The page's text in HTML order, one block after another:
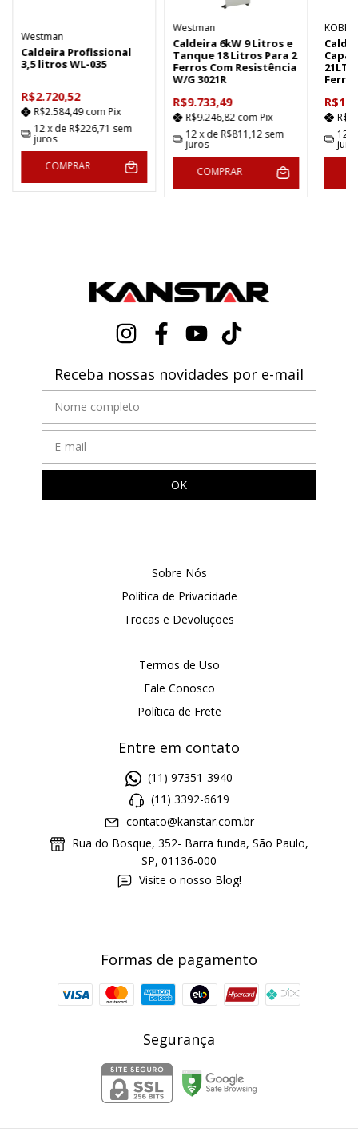
Westman
Caldeira Profissional
3,5 litros WL-035
R$2.720,52
R$2.584,49com Pix
12x de R$226,71 sem
juros
COMPRAR
Westman
Caldeira 6kW 9 Litros e
Tanque 18 Litros Para 2
Ferros Com Resistência
W/G 3021R
R$9.733,49
R$9.246,82 com Pix
12x de R$811,12 sem
juros
COMPRAR
21LT
12
Receba nossas novidades por e-mail
Sobre Nós
Política de Privacidade
Trocas e Devoluções
Termos de Uso
Fale Conosco
Política de Frete
Entre em contato
(11) 97351-3940
(11) 3392-6619
contato@kanstar.com.br
Rua do Bosque, 352- Barra funda, São Paulo,
SP, 01136-000
Visite o nosso Blog!
Formas de pagamento
Segurança